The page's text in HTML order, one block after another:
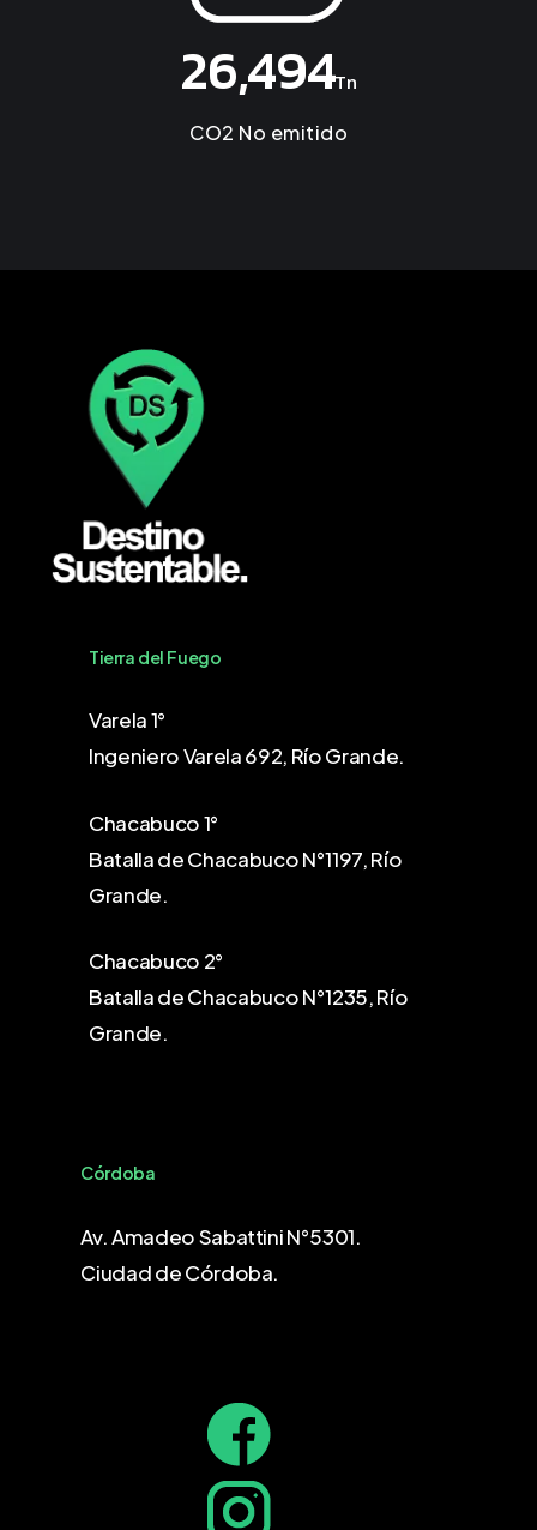
26,494Tn
CO2 No emitido
Tierra del Fuego
Varela 1°
Ingeniero Varela 692, Río Grande.
Chacabuco 1°
Batalla de Chacabuco N°1197, Río
Grande.
Chacabuco 2°
Batalla de Chacabuco N°1235, Río
Grande.
Córdoba
Av. Amadeo Sabattini N°5301.
Ciudad de Córdoba.